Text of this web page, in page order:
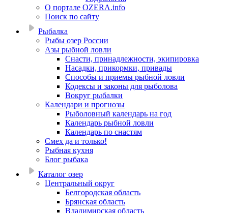
О портале OZERA.info
Поиск по сайту
Рыбалка
Рыбы озер России
Азы рыбной ловли
Снасти, принадлежности, экипировка
Насадки, прикормки, привады
Способы и приемы рыбной ловли
Кодексы и законы для рыболова
Вокруг рыбалки
Календари и прогнозы
Рыболовный календарь на год
Календарь рыбной ловли
Календарь по снастям
Смех да и только!
Рыбная кухня
Блог рыбака
Каталог озер
Центральный округ
Белгородская область
Брянская область
Владимирская область